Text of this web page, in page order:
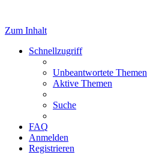
Zum Inhalt
Schnellzugriff
Unbeantwortete Themen
Aktive Themen
Suche
FAQ
Anmelden
Registrieren